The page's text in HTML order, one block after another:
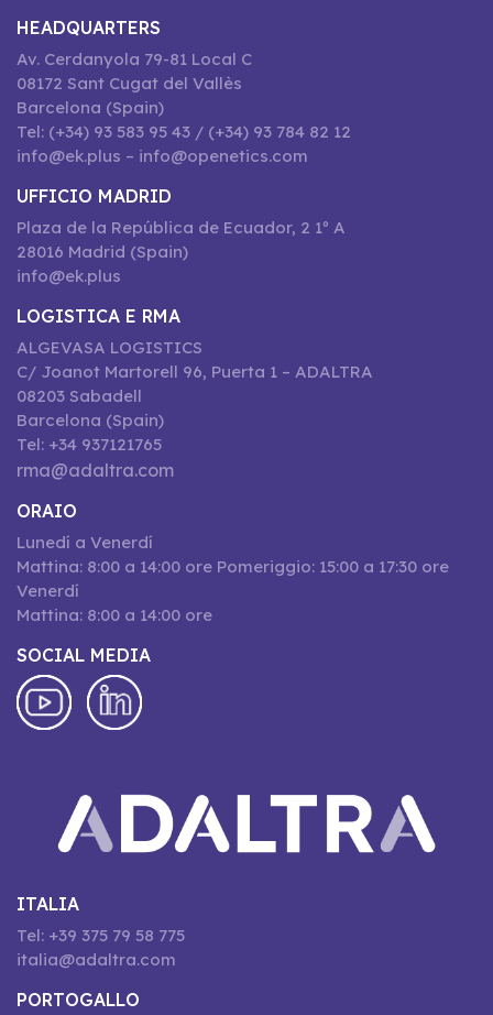
HEADQUARTERS
Av. Cerdanyola 79-81 Local C
08172 Sant Cugat del Vallès
Barcelona (Spain)
Tel: (+34) 93 583 95 43 / (+34) 93 784 82 12
info@ek.plus – info@openetics.com
UFFICIO MADRID
Plaza de la República de Ecuador, 2 1º A
28016 Madrid (Spain)
info@ek.plus
LOGISTICA E RMA
ALGEVASA LOGISTICS
C/ Joanot Martorell 96, Puerta 1 – ADALTRA
08203 Sabadell
Barcelona (Spain)
Tel: +34 937121765
rma@adaltra.com
ORAIO
Lunedí a Venerdí
Mattina: 8:00 a 14:00 ore Pomeriggio: 15:00 a 17:30 ore
Venerdí
Mattina: 8:00 a 14:00 ore
SOCIAL MEDIA
ITALIA
Tel: +39 375 79 58 775
italia@adaltra.com
PORTOGALLO